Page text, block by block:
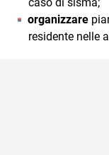
organizzare
residente nelle